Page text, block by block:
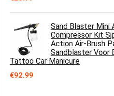
Sand Blaster Mini
Compressor Kit
Action Air-Brush
Sandblaster Voor
Tattoo Car Manicure
€92.99